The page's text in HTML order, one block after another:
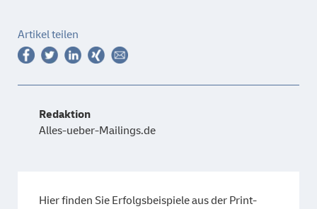
Artikel teilen
Redaktion
Alles-ueber-Mailings.de
Hier finden Sie Erfolgsbeispiele aus der Print-